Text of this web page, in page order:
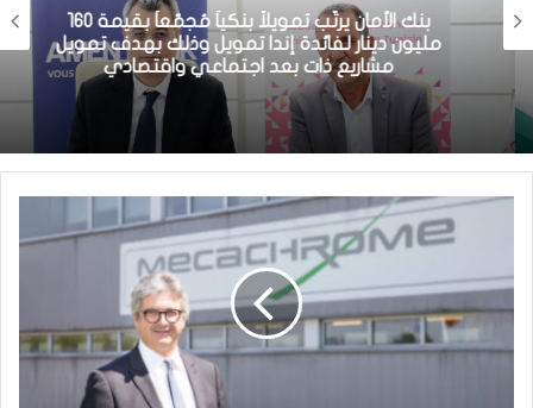
بنك الأمان يرتّب تمويلاً بنكياً مُجمّعاً بقيمة 160
مليون دينار لفائدة إندا تمويل وذلك بهدف تمويل
مشاريع ذات بعد اجتماعي واقتصادي